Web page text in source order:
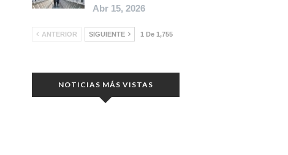
Abr 15, 2026
ANTERIOR SIGUIENTE 1 De 1,755
NOTICIAS MÁS VISTAS